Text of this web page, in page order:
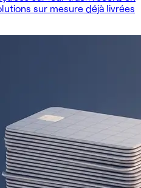
sur mesure déjà livrées